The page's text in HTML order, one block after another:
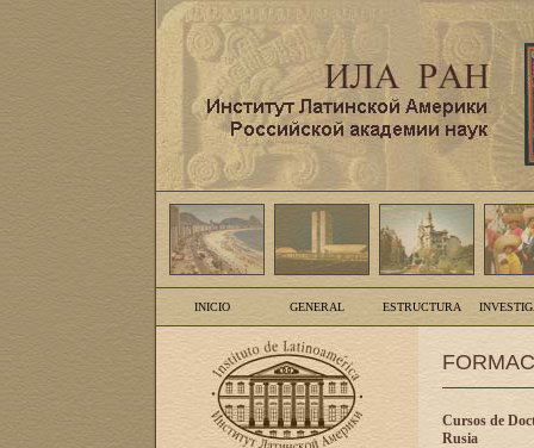
INICIO GENERAL ESTRUCTURA
Cursos de
Rusia